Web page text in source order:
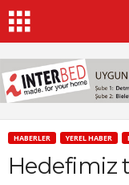
HABERLER YEREL HABER
Hedefimiz